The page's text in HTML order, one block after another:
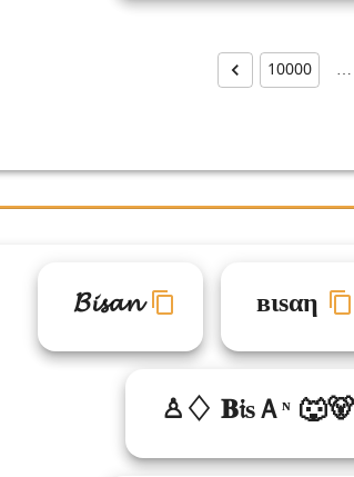
…
10000
вιѕαη
𝓑𝓲𝓼𝓪𝓷
♙♢ 𝐁𝔦sＡᶰ 🐺🐻